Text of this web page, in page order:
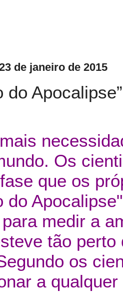
de janeiro de 2015
do
Os
que os
do
medir a
tão
os
a